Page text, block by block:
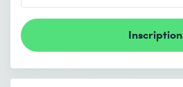
Inscription